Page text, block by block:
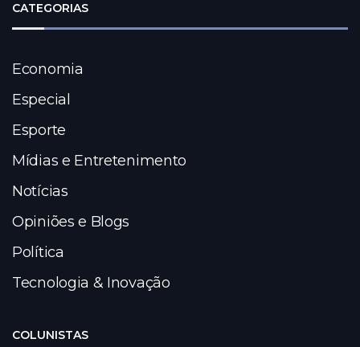
CATEGORIAS
Economia
Especial
Esporte
Mídias e Entretenimento
Notícias
Opiniões e Blogs
Política
Tecnologia & Inovação
COLUNISTAS